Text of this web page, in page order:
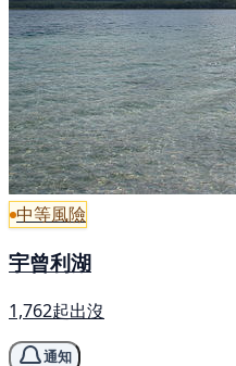
中等風險
宇曾利湖
1,762起出沒
通知